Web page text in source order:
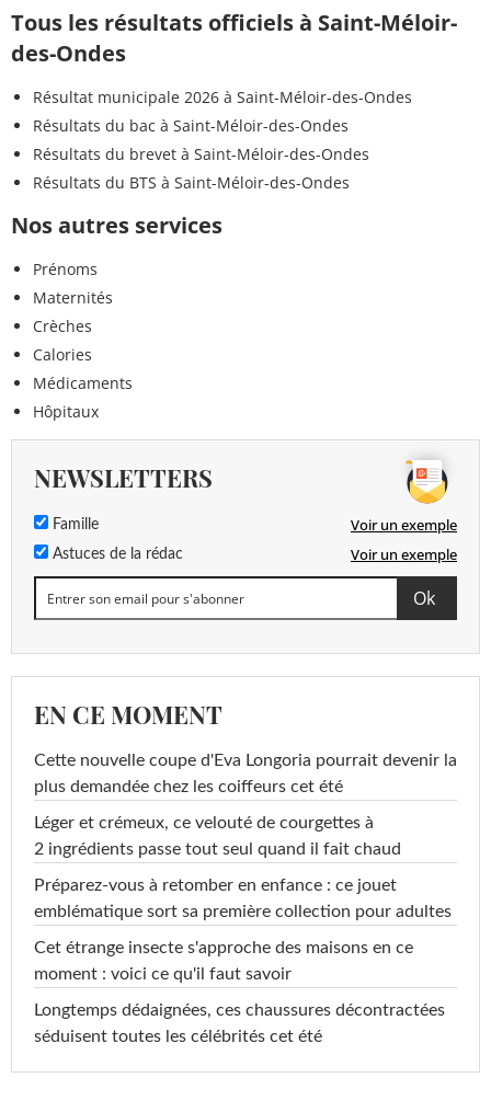
Tous les résultats officiels à Saint-Méloir-
des-Ondes
Résultat municipale 2026 à Saint-Méloir-des-Ondes
Résultats du bac à Saint-Méloir-des-Ondes
Résultats du brevet à Saint-Méloir-des-Ondes
Résultats du BTS à Saint-Méloir-des-Ondes
Nos autres services
Prénoms
Maternités
Crèches
Calories
Médicaments
Hôpitaux
NEWSLETTERS
Famille Voir un exemple
Astuces de la rédac Voir un exemple
EN CE MOMENT
Cette nouvelle coupe d'Eva Longoria pourrait devenir la
plus demandée chez les coiffeurs cet été
Léger et crémeux, ce velouté de courgettes à
2 ingrédients passe tout seul quand il fait chaud
Préparez-vous à retomber en enfance : ce jouet
emblématique sort sa première collection pour adultes
Cet étrange insecte s'approche des maisons en ce
moment : voici ce qu'il faut savoir
Longtemps dédaignées, ces chaussures décontractées
séduisent toutes les célébrités cet été